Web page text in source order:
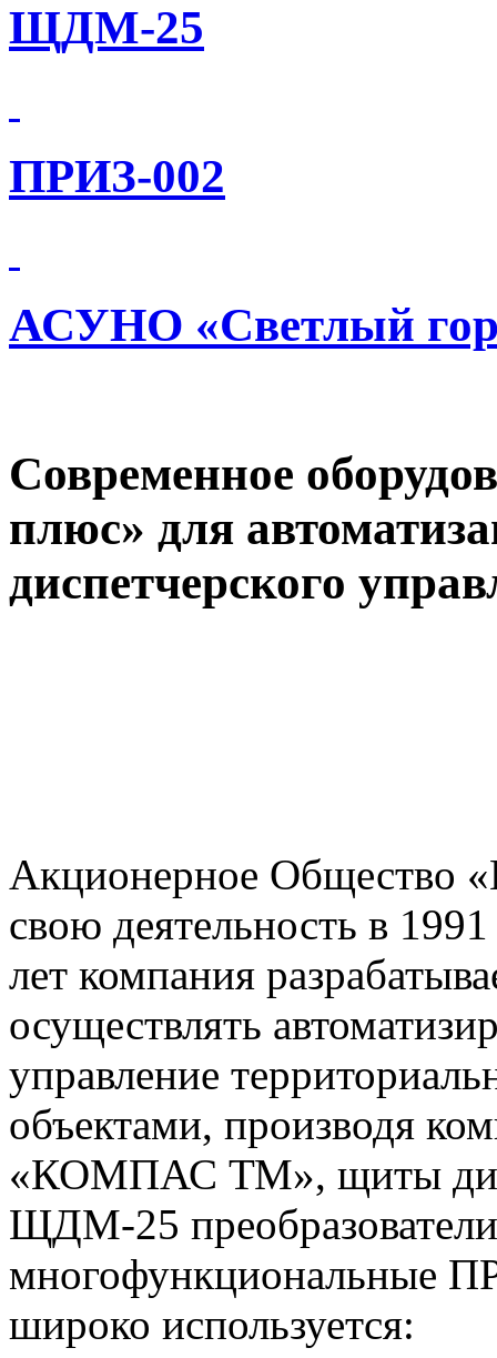
ЩДМ-25
ПРИЗ-002
АСУНО «Светлый
Современное
плюс» для
диспетчерского
Акционерное
свою деятельность в
лет компания
осуществлять
управление
объектами, производя
«КОМПАС ТМ», щиты
ЩДМ-25
многофункциональные
широко используется: